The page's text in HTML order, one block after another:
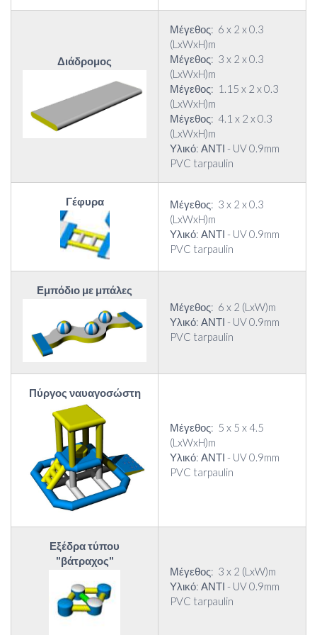
Διάδρομος
Μέγεθος: 6 x 2 x 0.3
(LxWxH)m
Μέγεθος: 3 x 2 x 0.3
(LxWxH)m
Μέγεθος: 1.15 x 2 x 0.3
(LxWxH)m
Μέγεθος: 4.1 x 2 x 0.3
(LxWxH)m
Υλικό: ΑΝΤΙ - UV 0.9mm
PVC tarpaulin
Γέφυρα
Μέγεθος: 3 x 2 x 0.3
(LxWxH)m
Υλικό: ΑΝΤΙ - UV 0.9mm
PVC tarpaulin
Εμπόδιο με μπάλες
Μέγεθος: 6 x 2 (LxW)m
Υλικό: ΑΝΤΙ - UV 0.9mm
PVC tarpaulin
Πύργος ναυαγοσώστη
Μέγεθος: 5 x 5 x 4.5
(LxWxH)m
Υλικό: ΑΝΤΙ - UV 0.9mm
PVC tarpaulin
Εξέδρα τύπου
"βάτραχος"
Μέγεθος: 3 x 2 (LxW)m
Υλικό: ΑΝΤΙ - UV 0.9mm
PVC tarpaulin